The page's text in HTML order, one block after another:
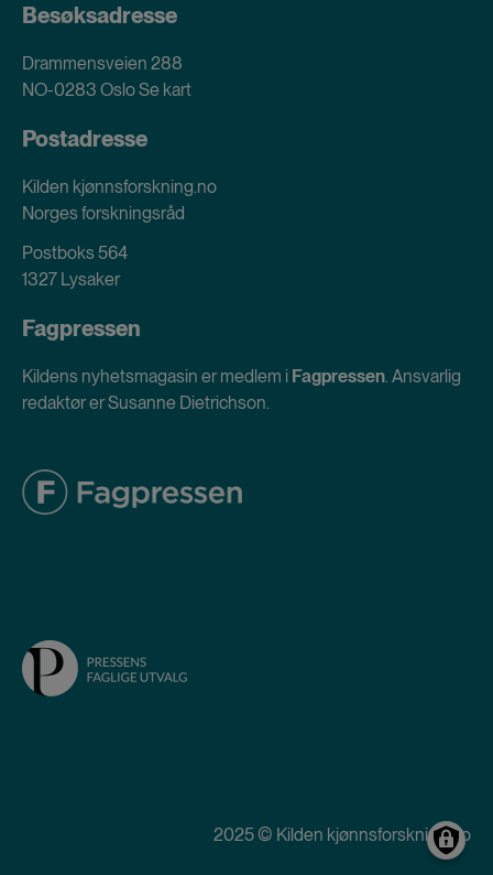
Besøksadresse
Drammensveien 288
NO-0283 OsloSe kart
Postadresse
Kilden kjønnsforskning.no
Norges forskningsråd
Postboks 564
1327 Lysaker
Fagpressen
Kildens nyhetsmagasin er medlem i Fagpressen. Ansvarlig
redaktør er Susanne Dietrichson.
2025 © Kilden kjønnsforskning.no